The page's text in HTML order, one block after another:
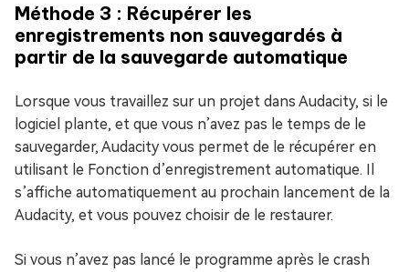
Méthode 3 : Récupérer les
enregistrements non sauvegardés à
partir de la sauvegarde automatique
Lorsque vous travaillez sur un projet dans Audacity, si le
logiciel plante, et que vous n’avez pas le temps de le
sauvegarder, Audacity vous permet de le récupérer en
utilisant le Fonction d’enregistrement automatique. Il
s’affiche automatiquement au prochain lancement de la
Audacity, et vous pouvez choisir de le restaurer.
Si vous n’avez pas lancé le programme après le crash